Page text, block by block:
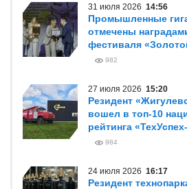
31 июля 2026 14:56
Промышленные
отмечены
фестиваля
982
27 июля 2026 15:20
Резидент
вошел в топ-10
рейтинга
984
24 июля 2026 16:17
Резидент